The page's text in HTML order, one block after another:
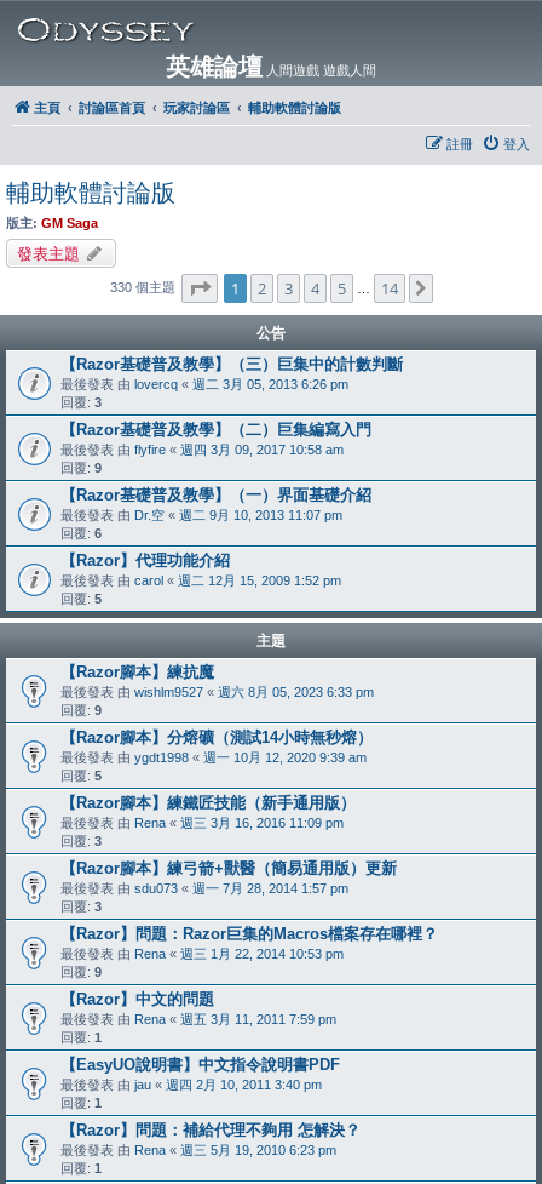
英雄論壇 人間遊戲 遊戲人間
主頁 討論區首頁 玩家討論區 輔助軟體討論版
登入
註冊
輔助軟體討論版
版主: GM Saga
發表主題
330 個主題 第 1 頁 (共14 頁)
1 2 3 4 5 14
公告
【Razor基礎普及教學】（三）巨集中的計數判斷
最後發表 由 lovercq « 週二 3月 05, 2013 6:26 pm
回覆: 3
【Razor基礎普及教學】（二）巨集編寫入門
最後發表 由 flyfire « 週四 3月 09, 2017 10:58 am
回覆: 9
【Razor基礎普及教學】（一）界面基礎介紹
最後發表 由 Dr.空 « 週二 9月 10, 2013 11:07 pm
回覆: 6
【Razor】代理功能介紹
最後發表 由 carol « 週二 12月 15, 2009 1:52 pm
回覆: 5
主題
【Razor腳本】練抗魔
最後發表 由 wishlm9527 « 週六 8月 05, 2023 6:33 pm
回覆: 9
【Razor腳本】分熔礦（測試14小時無秒熔）
最後發表 由 ygdt1998 « 週一 10月 12, 2020 9:39 am
回覆: 5
【Razor腳本】練鐵匠技能（新手通用版）
最後發表 由 Rena « 週三 3月 16, 2016 11:09 pm
回覆: 3
【Razor腳本】練弓箭+獸醫（簡易通用版）更新
最後發表 由 sdu073 « 週一 7月 28, 2014 1:57 pm
回覆: 3
【Razor】問題：Razor巨集的Macros檔案存在哪裡？
最後發表 由 Rena « 週三 1月 22, 2014 10:53 pm
回覆: 9
【Razor】中文的問題
最後發表 由 Rena « 週五 3月 11, 2011 7:59 pm
回覆: 1
【EasyUO說明書】中文指令說明書PDF
最後發表 由 jau « 週四 2月 10, 2011 3:40 pm
回覆: 1
【Razor】問題：補給代理不夠用 怎解決？
最後發表 由 Rena « 週三 5月 19, 2010 6:23 pm
回覆: 1